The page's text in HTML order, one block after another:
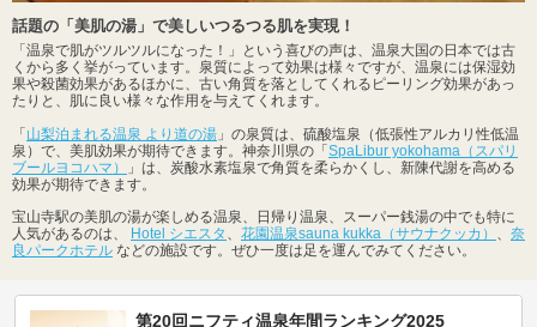
話題の「美肌の湯」で美しいつるつる肌を実現！
「温泉で肌がツルツルになった！」という喜びの声は、温泉大国の日本では古
くから多く挙がっています。泉質によって効果は様々ですが、温泉には保湿効
果や殺菌効果があるほかに、古い角質を落としてくれるピーリング効果があっ
たりと、肌に良い様々な作用を与えてくれます。
「 山梨泊まれる温泉 より道の湯 」の泉質は、硫酸塩泉（低張性アルカリ性低温
泉）で、美肌効果が期待できます。神奈川県の「 SpaLibur yokohama（スパリ
ブールヨコハマ）
」は、炭酸水素塩泉で角質を柔らかくし、新陳代謝を高める
効果が期待できます。
宝山寺駅の美肌の湯が楽しめる温泉、日帰り温泉、スーパー銭湯の中でも特に
人気があるのは、
Hotel シエスタ 、 花園温泉sauna kukka（サウナクッカ） 、 奈
良パークホテル などの施設です。ぜひ一度は足を運んでみてください。
第20回ニフティ温泉年間ランキング2025